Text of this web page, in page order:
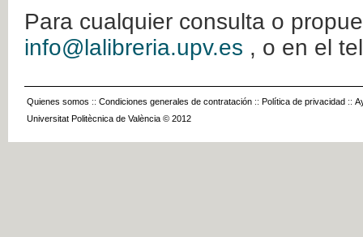
Para cualquier consulta o
info@lalibreria.upv.es , o en el
Quienes somos :: Condiciones generales de contratación :: Política de privacidad ::
Universitat Politècnica de València © 2012